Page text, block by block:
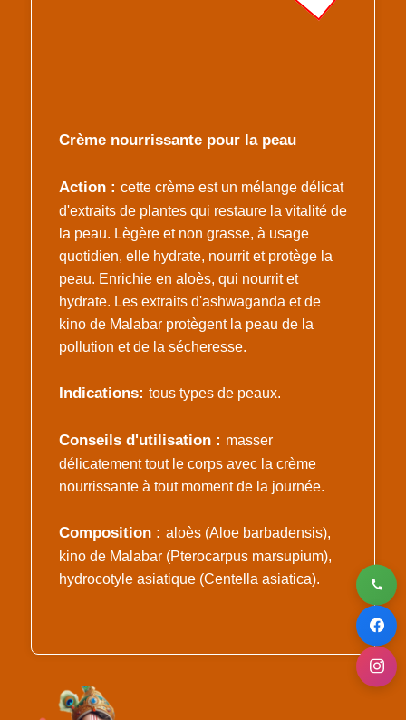
Crème nourrissante pour la peau
Action : cette crème est un mélange délicat
d'extraits de plantes qui restaure la vitalité de
la peau. Lègère et non grasse, à usage
quotidien, elle hydrate, nourrit et protège la
peau. Enrichie en aloès, qui nourrit et
hydrate. Les extraits d'ashwaganda et de
kino de Malabar protègent la peau de la
pollution et de la sécheresse.
Indications: tous types de peaux.
Conseils d'utilisation : masser
délicatement tout le corps avec la crème
nourrissante à tout moment de la journée.
Composition : aloès (Aloe barbadensis),
kino de Malabar (Pterocarpus marsupium),
hydrocotyle asiatique (Centella asiatica).